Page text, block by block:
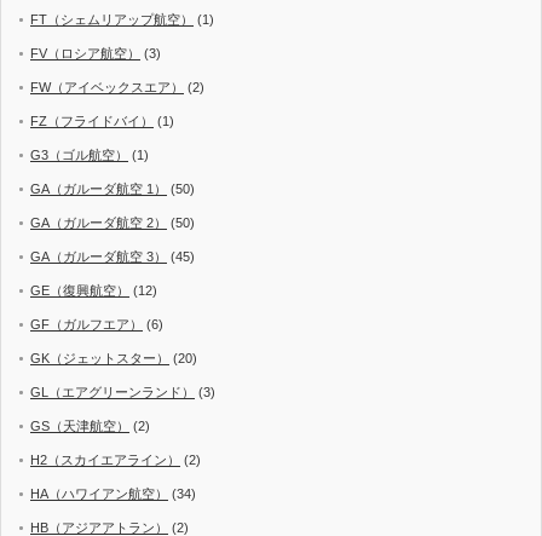
FT（シェムリアップ航空） (1)
FV（ロシア航空） (3)
FW（アイベックスエア） (2)
FZ（フライドバイ） (1)
G3（ゴル航空） (1)
GA（ガルーダ航空 1） (50)
GA（ガルーダ航空 2） (50)
GA（ガルーダ航空 3） (45)
GE（復興航空） (12)
GF（ガルフエア） (6)
GK（ジェットスター） (20)
GL（エアグリーンランド） (3)
GS（天津航空） (2)
H2（スカイエアライン） (2)
HA（ハワイアン航空） (34)
HB（アジアアトラン） (2)